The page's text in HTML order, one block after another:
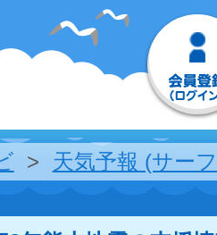
天気予報 (サー